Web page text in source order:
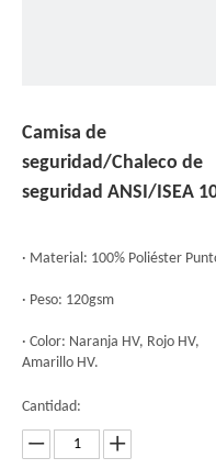
Camisa de
seguridad/Chaleco de
seguridad ANSI/ISEA
· Material: 100% Poliéster
· Peso: 120gsm
· Color: Naranja HV, Rojo HV,
Amarillo HV.
Cantidad: